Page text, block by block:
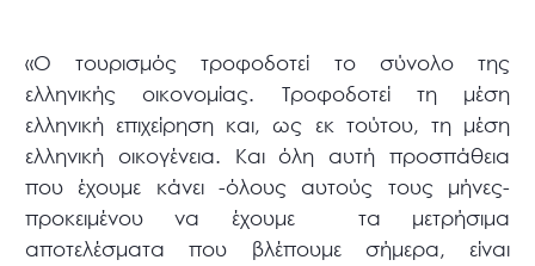
«Ο τουρισμός τροφοδοτεί το σύνολο της
ελληνικής οικονομίας. Τροφοδοτεί τη μέση
ελληνική επιχείρηση και, ως εκ τούτου, τη μέση
ελληνική οικογένεια. Και όλη αυτή προσπάθεια
που έχουμε κάνει -όλους αυτούς τους μήνες-
προκειμένου να έχουμε
τα μετρήσιμα
αποτελέσματα που βλέπουμε σήμερα, είναι